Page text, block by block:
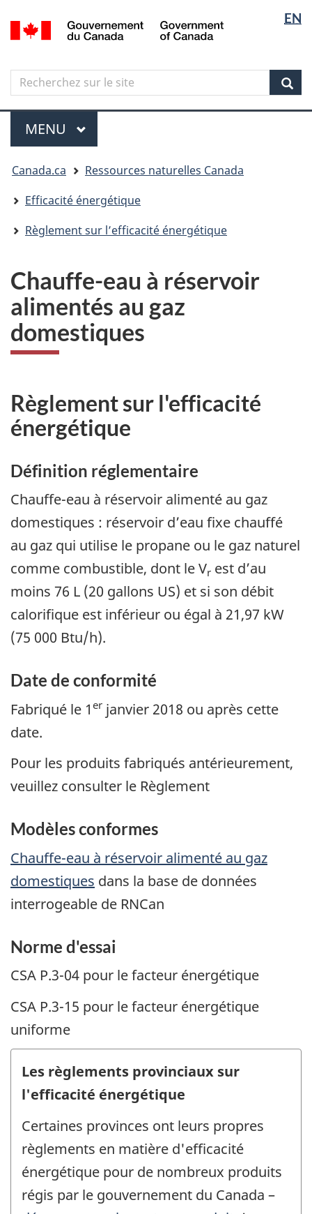
Aller
au
principal
Skip
to
government"
Passer
à
version
simplifiée
langue
EN
Canada
Search
Recherchez
sur
le
site
Menu
MENU PRINCIPAL
êtes
ici
Canada.ca
Ressources naturelles Canada
Efficacité énergétique
Règlement sur l’efficacité énergétique
Chauffe-eau à réservoir
alimentés au gaz
domestiques
Règlement sur l'efficacité
énergétique
Définition réglementaire
Chauffe-eau à réservoir alimenté au gaz
domestiques : réservoir d’eau fixe chauffé
au gaz qui utilise le propane ou le gaz naturel
comme combustible, dont le Vr est d’au
moins 76 L (20 gallons US) et si son débit
calorifique est inférieur ou égal à 21,97 kW
(75 000 Btu/h).
Date de conformité
Fabriqué le 1 er janvier 2018 ou après cette
date.
Pour les produits fabriqués antérieurement,
veuillez consulter le Règlement
Modèles conformes
Chauffe-eau à réservoir alimenté au gaz
domestiques dans la base de données
interrogeable de RNCan
Norme d'essai
CSA P.3-04 pour le facteur énergétique
CSA P.3-15 pour le facteur énergétique
uniforme
Les règlements provinciaux sur
l'efficacité énergétique
Certaines provinces ont leurs propres
règlements en matière d'efficacité
énergétique pour de nombreux produits
régis par le gouvernement du Canada –